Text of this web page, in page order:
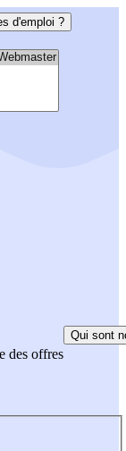
d'emploi ?
des offres
Qui sont